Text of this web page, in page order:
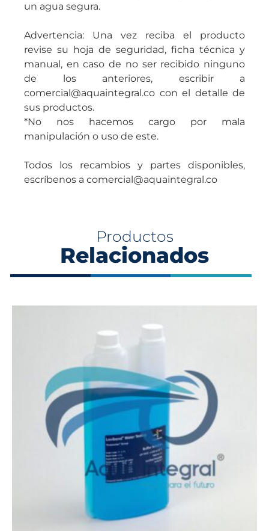
un agua segura.
Advertencia: Una vez reciba el producto
revise su hoja de seguridad, ficha técnica y
manual, en caso de no ser recibido ninguno
de los anteriores, escribir a
comercial@aquaintegral.co con el detalle de
sus productos.
*No nos hacemos cargo por mala
manipulación o uso de este.
Todos los recambios y partes disponibles,
escríbenos a comercial@aquaintegral.co
Productos
Relacionados